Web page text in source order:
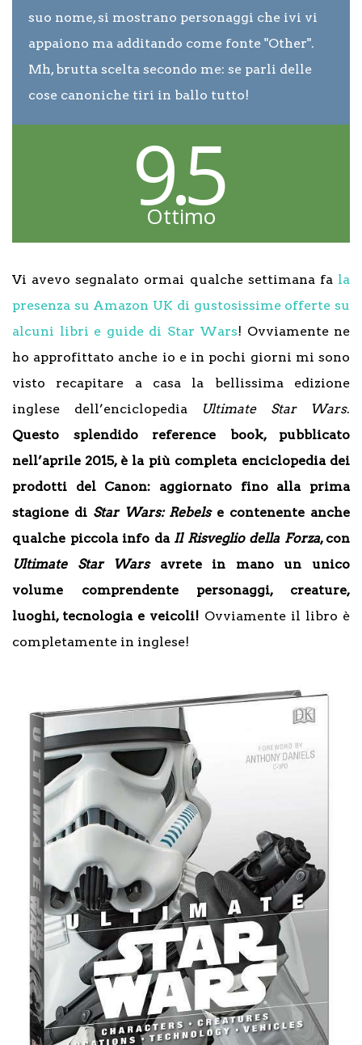
suo nome, si mostrano personaggi che ivi vi
appaiono ma additando come fonte "Other".
Mh, brutta scelta secondo me: se parli delle
cose canoniche tiri in ballo tutto!
9.5
Ottimo
Vi avevo segnalato ormai qualche settimana fa la
presenza su Amazon UK di gustosissime offerte su
alcuni libri e guide di Star Wars! Ovviamente ne
ho approfittato anche io e in pochi giorni mi sono
visto recapitare a casa la bellissima edizione
inglese dell’enciclopedia
Ultimate Star Wars.
Questo splendido reference book, pubblicato
nell’aprile 2015, è la più completa enciclopedia dei
prodotti del Canon: aggiornato fino alla prima
stagione di Star Wars: Rebelse contenente anche
qualche piccola info da Il Risveglio della Forza, con
Ultimate Star Warsavrete in mano un unico
volume comprendente personaggi, creature,
luoghi, tecnologia e veicoli! Ovviamente il libro è
completamente in inglese!